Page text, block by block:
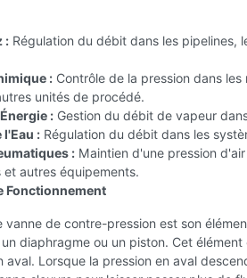
: Régulation du débit dans les pipelines,
: Contrôle de la pression dans
unités de procédé.
: Gestion du débit de vapeur
l'Eau : Régulation du débit dans les
: Maintien d'une pression
et autres équipements.
Fonctionnement
de contre-pression est son
diaphragme ou un piston. Cet
aval. Lorsque la pression en aval